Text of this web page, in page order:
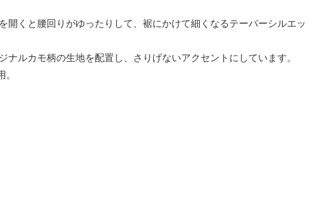
開くと腰回りがゆったりして、裾にかけて細くなるテーパーシルエッ
ルカモ柄の生地を配置し、さりげないアクセントにしています。